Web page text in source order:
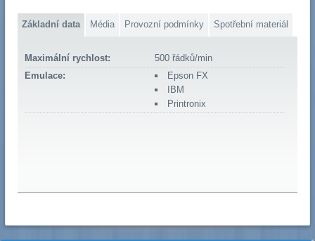
Základní data Média Provozní podmínky Spotřební materiál
Maximální rychlost:
500 řádků/min
Emulace:
Epson FX
IBM
Printronix